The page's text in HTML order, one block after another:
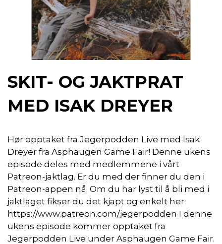
SKIT- OG JAKTPRAT
MED ISAK DREYER
Hør opptaket fra Jegerpodden Live med Isak
Dreyer fra Asphaugen Game Fair! Denne ukens
episode deles med medlemmene i vårt
Patreon-jaktlag. Er du med der finner du den i
Patreon-appen nå. Om du har lyst til å bli med i
jaktlaget fikser du det kjapt og enkelt her:
https://www.patreon.com/jegerpodden I denne
ukens episode kommer opptaket fra
Jegerpodden Live under Asphaugen Game Fair.